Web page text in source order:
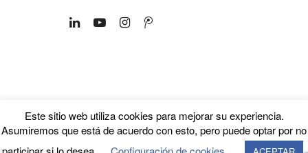
Palabras clave SEO:
Este sitio web utiliza cookies para mejorar su experiencia.
Asumiremos que está de acuerdo con esto, pero puede optar por no